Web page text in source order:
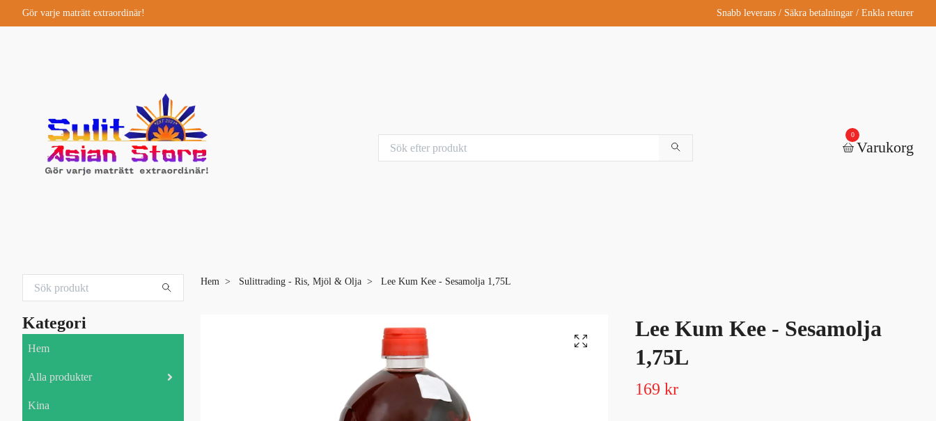
Gör varje maträtt extraordinär! Snabb leverans / Säkra betalningar / Enkla returer
0
Varukorg
Kategori
Hem
Alla produkter
Kina
Hem Sulittrading - Ris, Mjöl & Olja Lee Kum Kee - Sesamolja 1,75L
Lee Kum Kee - Sesamolja
1,75L
169 kr